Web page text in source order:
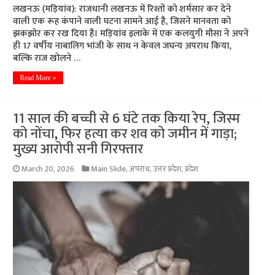
लखनऊ (मड़ियांव): राजधानी लखनऊ में रिश्तों को शर्मसार कर देने
वाली एक रूह कंपाने वाली घटना सामने आई है, जिसने मानवता को
झकझोर कर रख दिया है। मड़ियांव इलाके में एक कलयुगी मौसा ने अपने
ही 17 वर्षीय नाबालिग भांजी के साथ न केवल जघन्य अपराध किया,
बल्कि राज खोलने …
Read More »
11 साल की बच्ची से 6 घंटे तक किया रेप, जिस्म
को नोंचा, फिर हत्या कर शव को जमीन में गाड़ा;
मुख्य आरोपी सनी गिरफ्तार
March 20, 2026 Main Slide,अपराध,उत्तर प्रदेश,प्रदेश